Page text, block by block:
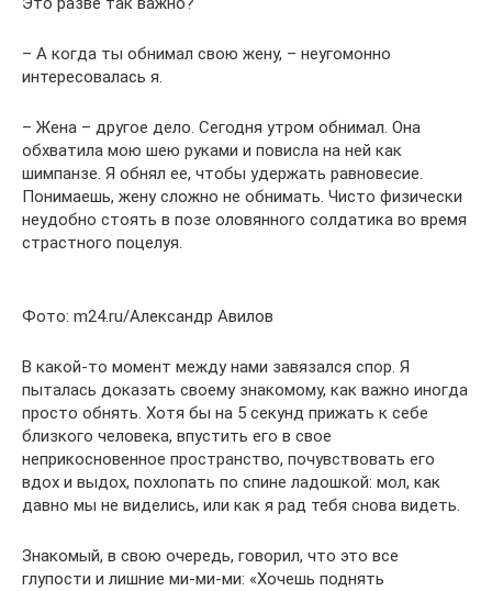
– А когда ты обнимал свою жену, – неугомонно
интересовалась я.
– Жена – другое дело. Сегодня утром обнимал. Она
обхватила мою шею руками и повисла на ней как
шимпанзе. Я обнял ее, чтобы удержать равновесие.
Понимаешь, жену сложно не обнимать. Чисто физически
неудобно стоять в позе оловянного солдатика во время
страстного поцелуя.
Фото: m24.ru/Александр Авилов
В какой-то момент между нами завязался спор. Я
пыталась доказать своему знакомому, как важно иногда
просто обнять. Хотя бы на 5 секунд прижать к себе
близкого человека, впустить его в свое
неприкосновенное пространство, почувствовать его
вдох и выдох, похлопать по спине ладошкой: мол, как
давно мы не виделись, или как я рад тебя снова видеть.
Знакомый, в свою очередь, говорил, что это все
глупости и лишние ми-ми-ми: «Хочешь поднять